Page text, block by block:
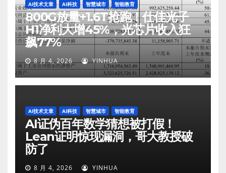
AI技术文章 AI科技 智慧城市 智能教育
800G放量+1.6T抢跑！仕佳光子
H1净利大增45%，光芯片收入狂
飙77%
8 月 4, 2026 YINHUA
AI技术文章 AI科技 智慧城市 智能教育
AI证伪百年数学猜想被打假！
Lean证明惊现漏洞，哥大教授破
防了
8 月 4, 2026 YINHUA